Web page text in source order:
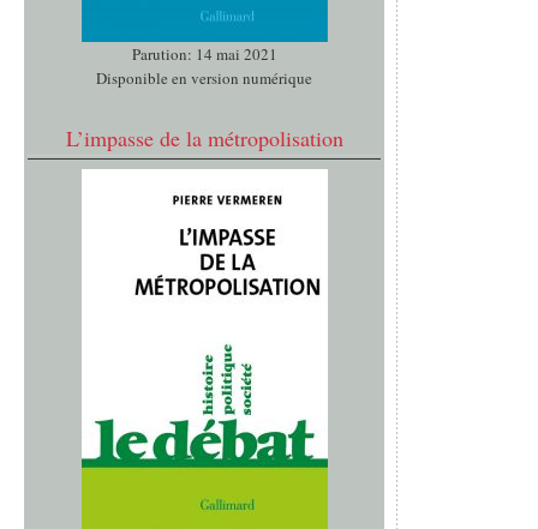
Parution: 14 mai 2021
Disponible en version numérique
L’impasse de la métropolisation